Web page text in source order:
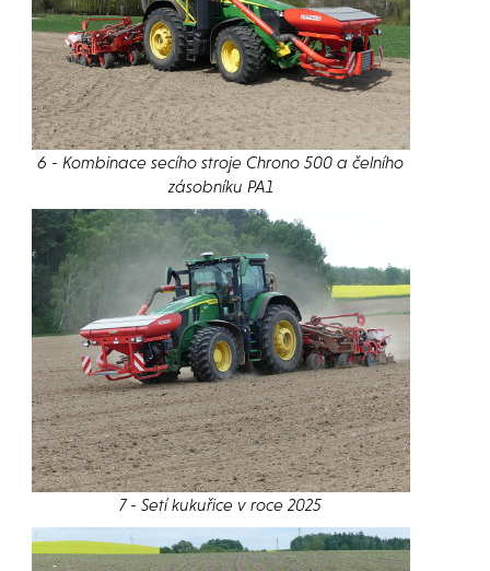
6 - Kombinace secího stroje Chrono 500 a čelního
zásobníku PA1
7 - Setí kukuřice v roce 2025